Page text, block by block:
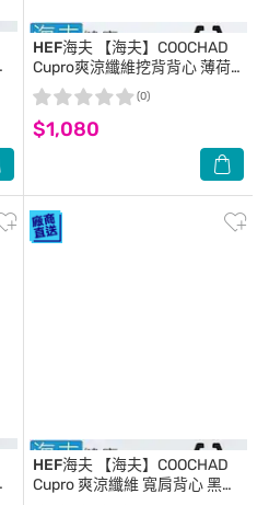
HEF海夫 【海夫】COOCHAD
Cupro爽涼纖維挖背背心 薄荷
綠(Cupro158-008)_M
$1,080
(0)
HEF海夫 【海夫】COOCHAD
Cupro 爽涼纖維 寬肩背心 黑